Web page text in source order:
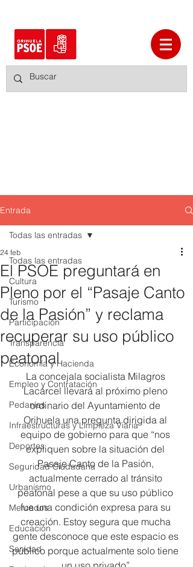
Entrada
Todas las entradas
Cultura
Turismo
Participación
Transparencia
Economía y Hacienda
Empleo y Contratación
Pedanías
Infraestructuras y Limpieza Viaria
Deportes
Seguridad Ciudadana
Urbanismo
Mercados
Educación
Sanidad
Todas las entradas
El PSOE preguntará en
Pleno por el “Pasaje Canto
de la Pasión” y reclama
recuperar su uso público
peatonal
24 feb
La concejala socialista Milagros
Lacárcel llevará al próximo pleno
ordinario del Ayuntamiento de
Orihuela una pregunta dirigida al
equipo de gobierno para que “nos
expliquen sobre la situación del
Pasaje Canto de la Pasión,
actualmente cerrado al tránsito
peatonal pese a que su uso público
fue una condición expresa para su
creación. Estoy segura que mucha
gente desconoce que este espacio es
público porque actualmente solo tiene